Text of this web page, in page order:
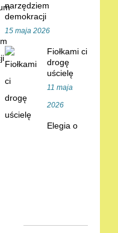
narzędziem
demokracji
15 maja 2026
Fiołkami ci
drogę
uścielę
11 maja
2026
Elegia o